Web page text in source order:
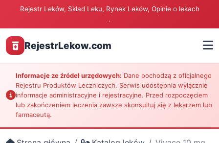
Rejestr Leków, Skład Leku, Rynek Leków, Opinie o lekach
.
RejestrLekow.com
Informacje ze źródeł urzędowych: Dane pochodzą z oficjalnego
Rejestru Produktów Leczniczych. Serwis udostępnia wyłącznie
informacje administracyjne i rejestracyjne. Przed rozpoczęciem
lub zakończeniem leczenia zawsze skonsultuj się z lekarzem lub
farmaceutą.